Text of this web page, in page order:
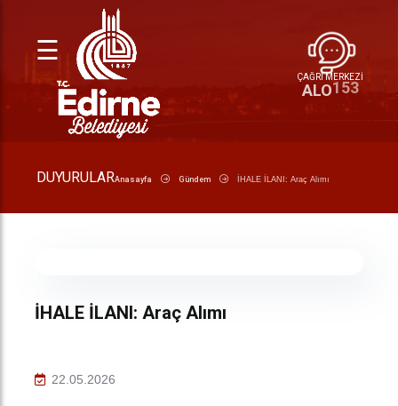
☰
ÇAĞRI MERKEZİ
ALO153
DUYURULARAnasayfa Gündem İHALE İLANI: Araç Alımı
İHALE İLANI: Araç Alımı
22.05.2026